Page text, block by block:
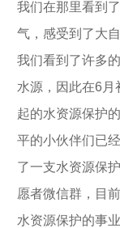
我们在那里看到
气，感受到了大
我们看到了许多
水源，因此在6月
起的水资源保护
平的小伙伴们已
了一支水资源保
愿者微信群，目
水资源保护的事业